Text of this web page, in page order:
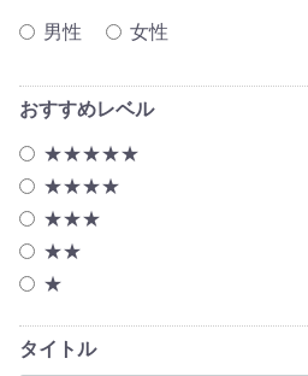
男性 女性
おすすめレベル
★★★★★
★★★★
★★★
★★
★
タイトル